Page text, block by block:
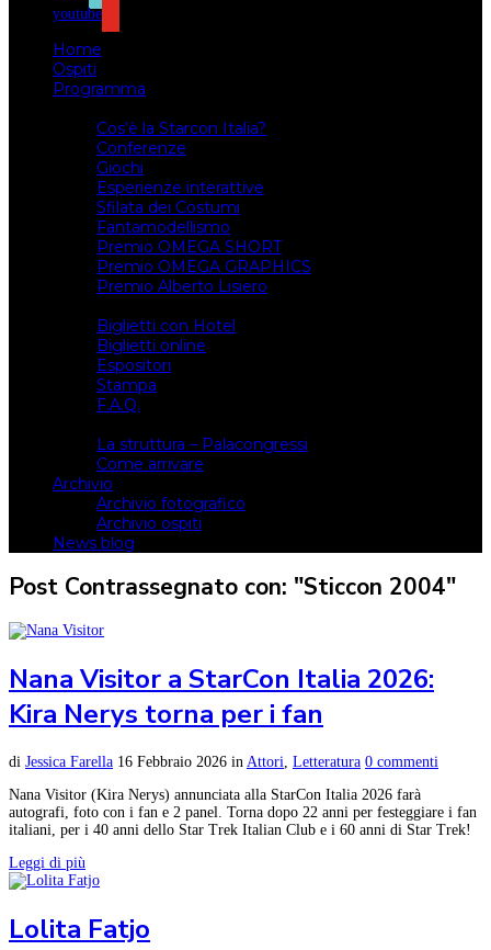
youtube
Home
Ospiti
Programma
Cos’è la Starcon Italia?
Conferenze
Giochi
Esperienze interattive
Sfilata dei Costumi
Fantamodellismo
Premio OMEGA SHORT
Premio OMEGA GRAPHICS
Premio Alberto Lisiero
Biglietti con Hotel
Biglietti online
Espositori
Stampa
F.A.Q.
La struttura – Palacongressi
Come arrivare
Archivio
Archivio fotografico
Archivio ospiti
News blog
Post Contrassegnato con: "Sticcon 2004"
Nana Visitor a StarCon Italia 2026:
Kira Nerys torna per i fan
di Jessica Farella 16 Febbraio 2026 in Attori Letteratura 0 commenti
Nana Visitor (Kira Nerys) annunciata alla StarCon Italia 2026 farà
autografi, foto con i fan e 2 panel. Torna dopo 22 anni per festeggiare i fan
italiani, per i 40 anni dello Star Trek Italian Club e i 60 anni di Star Trek!
Leggi di più
Lolita Fatjo